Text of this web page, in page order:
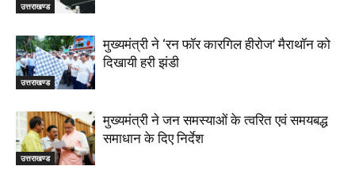
उत्तराखण्ड
उत्तराखण्ड
मुख्यमंत्री ने ‘रन फॉर कारगिल हीरोज’ मैराथॉन को
दिखायी हरी झंडी
उत्तराखण्ड
मुख्यमंत्री ने जन समस्याओं के त्वरित एवं समयबद्ध
समाधान के दिए निर्देश